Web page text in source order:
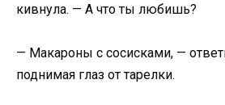
кивнула. — А что ты любишь?
— Макароны с сосисками, —
поднимая глаз от тарелки.